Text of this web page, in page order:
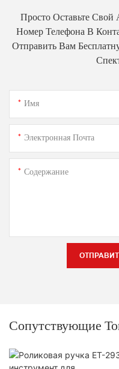
Просто Оставьте
Номер Телефона В
Отправить Вам
Имя
Электронная Почта
Содержание
Сопутствующие